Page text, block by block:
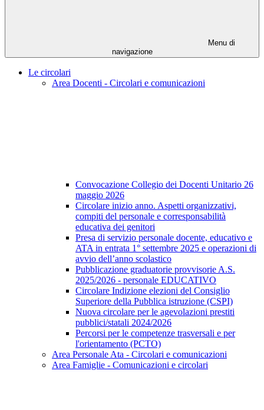
Menu di
navigazione
Le circolari
Area Docenti - Circolari e comunicazioni
Convocazione Collegio dei Docenti Unitario 26
maggio 2026
Circolare inizio anno. Aspetti organizzativi,
compiti del personale e corresponsabilità
educativa dei genitori
Presa di servizio personale docente, educativo e
ATA in entrata 1° settembre 2025 e operazioni di
avvio dell’anno scolastico
Pubblicazione graduatorie provvisorie A.S.
2025/2026 - personale EDUCATIVO
Circolare Indizione elezioni del Consiglio
Superiore della Pubblica istruzione (CSPI)
Nuova circolare per le agevolazioni prestiti
pubblici/statali 2024/2026
Percorsi per le competenze trasversali e per
l'orientamento (PCTO)
Area Personale Ata - Circolari e comunicazioni
Area Famiglie - Comunicazioni e circolari